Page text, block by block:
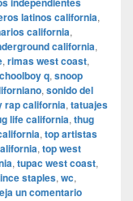
latinos california,
california,
california,
, rimas west coast,
q, snoop
, sonido del
rap california, tatuajes
life california, thug
, top artistas
, top west
, tupac west coast,
staples, wc,
un comentario